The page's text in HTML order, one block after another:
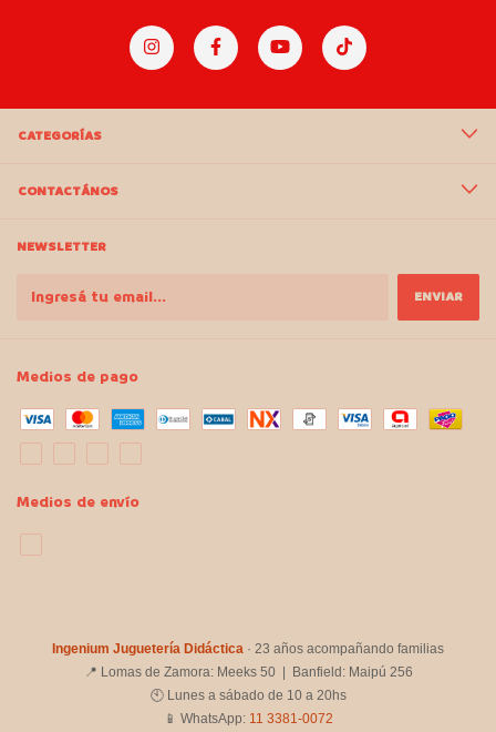
CATEGORÍAS
CONTACTÁNOS
NEWSLETTER
Medios de pago
Medios de envío
Ingenium Juguetería Didáctica · 23 años acompañando familias
📍 Lomas de Zamora: Meeks 50 | Banfield: Maipú 256
🕙 Lunes a sábado de 10 a 20hs
📱 WhatsApp: 11 3381-0072